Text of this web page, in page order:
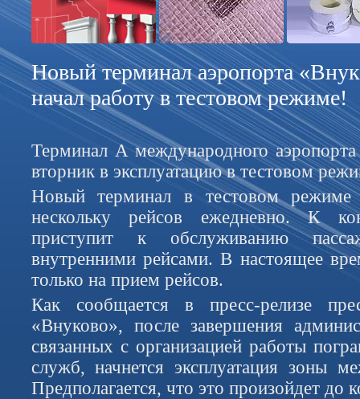
Новый терминал аэропорта
начал работу в тестовом режиме!
Терминал A международного
вторник в эксплуатацию в тестовом
Новый терминал в тестовом режиме
нескольку рейсов ежедневно. К
приступит к обслуживанию
внутренними рейсами. В настоящее
только на прием рейсов.
Как сообщается в пресс-релизе
«Внуково», после завершения
связанных с организацией работы
служб, начнется эксплуатация зоны
Предполагается, что это произойдет до